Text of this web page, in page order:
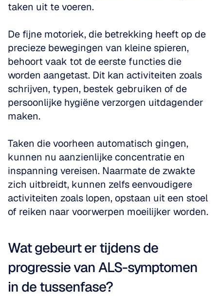
taken uit te voeren.
De fijne motoriek, die betrekking heeft op de
precieze bewegingen van kleine spieren,
behoort vaak tot de eerste functies die
worden aangetast. Dit kan activiteiten zoals
schrijven, typen, bestek gebruiken of de
persoonlijke hygiëne verzorgen uitdagender
maken.
Taken die voorheen automatisch gingen,
kunnen nu aanzienlijke concentratie en
inspanning vereisen. Naarmate de zwakte
zich uitbreidt, kunnen zelfs eenvoudigere
activiteiten zoals lopen, opstaan uit een stoel
Wat gebeurt er tijdens de
progressie van ALS-symptomen
in de tussenfase?